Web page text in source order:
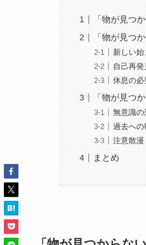
「物が見つ
「物が見つ
新しい始
自己再発
休息の必
「物が見つ
無意識の
過去への
注意散漫
まとめ